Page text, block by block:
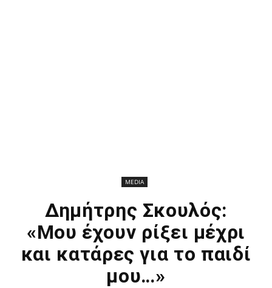
MEDIA
Δημήτρης Σκουλός:
«Μου έχουν ρίξει μέχρι
και κατάρες για το παιδί
μου…»